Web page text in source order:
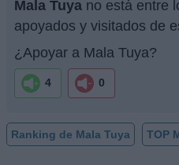
Mala Tuya no está entre
apoyados y visitados de
¿Apoyar a Mala Tuya?
4 0
Ranking de Mala Tuya TOP